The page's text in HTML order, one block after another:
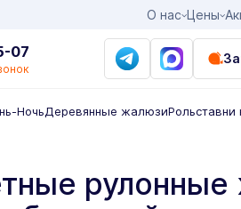
О нас Цены
07
НочьДеревянные жалюзиРольставни